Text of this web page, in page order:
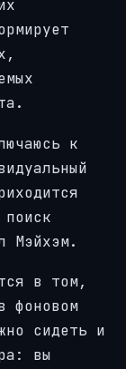
к
Мэйхэм.
в том,
фоновом
сидеть и
вы